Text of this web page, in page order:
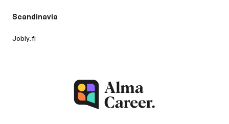
Scandinavia
Jobly.fi